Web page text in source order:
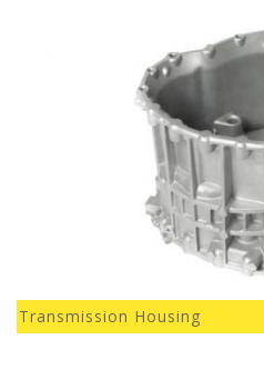
Transmission Housing